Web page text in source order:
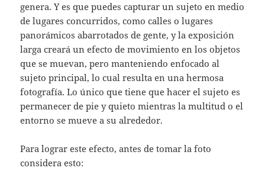
genera. Y es que puedes capturar un sujeto en medio
de lugares concurridos, como calles o lugares
panorámicos abarrotados de gente, y la exposición
larga creará un efecto de movimiento en los objetos
que se muevan, pero manteniendo enfocado al
sujeto principal, lo cual resulta en una hermosa
fotografía. Lo único que tiene que hacer el sujeto es
permanecer de pie y quieto mientras la multitud o el
entorno se mueve a su alrededor. ​
Para lograr este efecto, antes de tomar la foto
considera esto: